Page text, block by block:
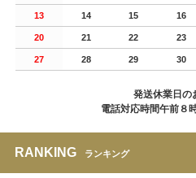
13 14 15 16
20 21 22 23
27 28 29 30
発送休業日の
電話対応時間午前８
RANKING ランキング